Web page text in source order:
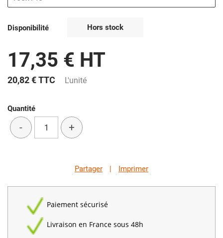
Disponibilité Hors stock
17,35 € HT
20,82 €TTC L'unité
Quantité
- +
Partager | Imprimer
Paiement sécurisé
Livraison en France sous 48h